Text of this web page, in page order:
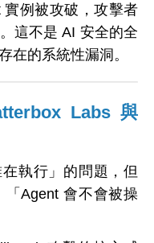
例被攻破，攻擊者
這不是 AI 安全的全
在的系統性漏洞。
Labs 與
執行」的問題，但
Agent 會不會被操